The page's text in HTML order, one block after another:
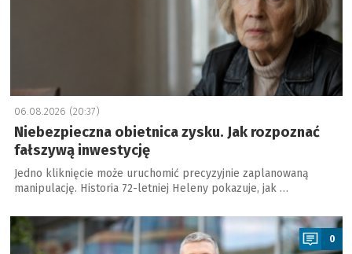
06.08.2026 (20:37)
Niebezpieczna obietnica zysku. Jak rozpoznać
fałszywą inwestycję
Jedno kliknięcie może uruchomić precyzyjnie zaplanowaną
manipulację. Historia 72-letniej Heleny pokazuje, jak …
a
0